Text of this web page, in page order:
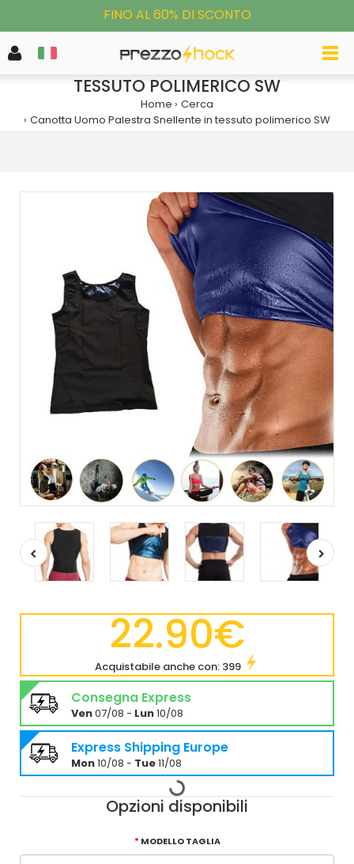
FINO AL 60% DI SCONTO
CANOTTA UOMO PALESTRA SNELLENTE IN
TESSUTO POLIMERICO SW
Home
Cerca
Canotta Uomo Palestra Snellente in tessuto polimerico SW
22.90€
Acquistabile anche con: 399
Consegna Express
Ven07/08 - Lun10/08
Express Shipping Europe
Mon10/08 - Tue11/08
Opzioni disponibili
MODELLO TAGLIA